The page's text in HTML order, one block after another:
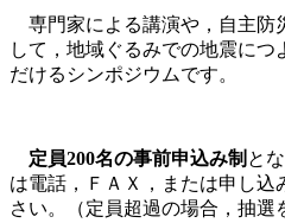
専門家による講演や，自主防
して，地域ぐるみでの地震につ
だけるシンポジウムです。
定員200名の事前申込み制 と
は電話，ＦＡＸ，または申し
さい。（定員超過の場合，抽